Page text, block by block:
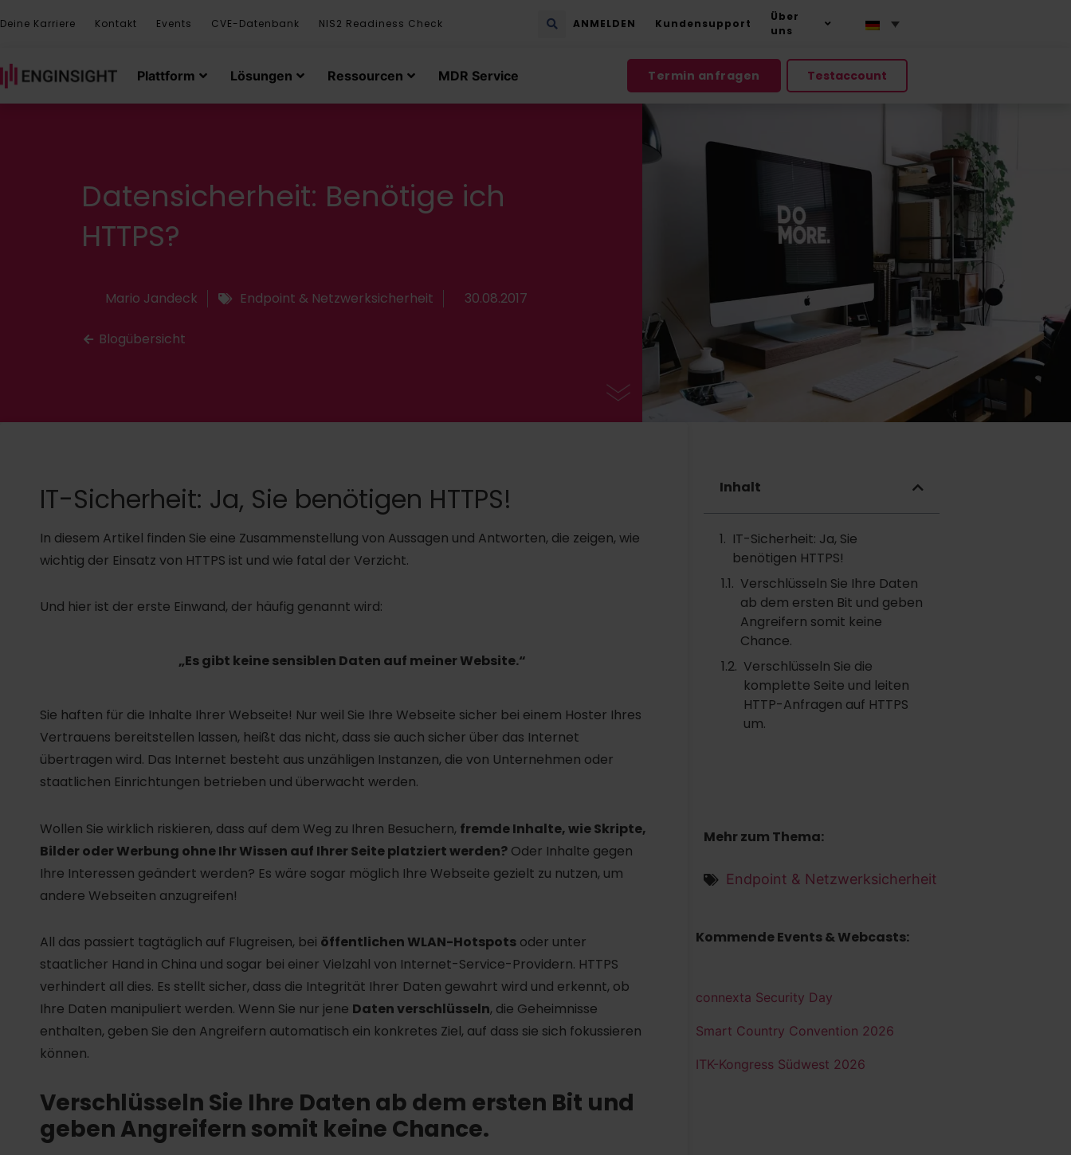
Deine Karriere Kontakt Events CVE-Datenbank NIS2 Readiness Check ANMELDEN Kundensupport
Über
uns
Plattform Lösungen Ressourcen MDR Service Termin anfragen Testaccount
Datensicherheit: Benötige ich
HTTPS?
Mario Jandeck Endpoint & Netzwerksicherheit 30.08.2017
Blogübersicht
IT-Sicherheit: Ja, Sie benötigen HTTPS!
In diesem Artikel finden Sie eine Zusammenstellung von Aussagen und Antworten, die zeigen, wie
wichtig der Einsatz von HTTPS ist und wie fatal der Verzicht.
Und hier ist der erste Einwand, der häufig genannt wird:
„Es gibt keine sensiblen Daten auf meiner Website.“
Sie haften für die Inhalte Ihrer Webseite! Nur weil Sie Ihre Webseite sicher bei einem Hoster Ihres
Vertrauens bereitstellen lassen, heißt das nicht, dass sie auch sicher über das Internet
übertragen wird. Das Internet besteht aus unzähligen Instanzen, die von Unternehmen oder
staatlichen Einrichtungen betrieben und überwacht werden.
Wollen Sie wirklich riskieren, dass auf dem Weg zu Ihren Besuchern, fremde Inhalte, wie Skripte,
Bilder oder Werbung ohne Ihr Wissen auf Ihrer Seite platziert werden? Oder Inhalte gegen
Ihre Interessen geändert werden? Es wäre sogar möglich Ihre Webseite gezielt zu nutzen, um
andere Webseiten anzugreifen!
All das passiert tagtäglich auf Flugreisen, bei öffentlichen WLAN-Hotspots oder unter
staatlicher Hand in China und sogar bei einer Vielzahl von Internet-Service-Providern. HTTPS
verhindert all dies. Es stellt sicher, dass die Integrität Ihrer Daten gewahrt wird und erkennt, ob
Ihre Daten manipuliert werden. Wenn Sie nur jene Daten verschlüsseln, die Geheimnisse
enthalten, geben Sie den Angreifern automatisch ein konkretes Ziel, auf dass sie sich fokussieren
können.
Verschlüsseln Sie Ihre Daten ab dem ersten Bit und
geben Angreifern somit keine Chance.
Inhalt
IT-Sicherheit: Ja, Sie
benötigen HTTPS!
Verschlüsseln Sie Ihre Daten
ab dem ersten Bit und geben
Angreifern somit keine
Chance.
Verschlüsseln Sie die
komplette Seite und leiten
HTTP-Anfragen auf HTTPS
um.
Mehr zum Thema:
Endpoint & Netzwerksicherheit
Kommende Events & Webcasts:
connexta Security Day
Smart Country Convention 2026
ITK-Kongress Südwest 2026